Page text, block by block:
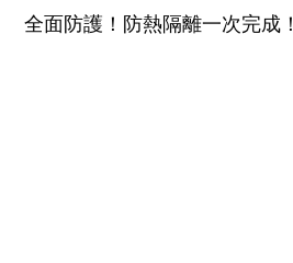
全面防護！防熱隔離一次完成！